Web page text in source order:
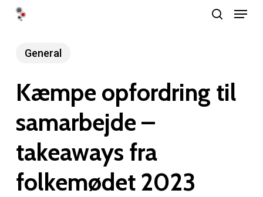
Skip
Menu
General
Kæmpe opfordring til
samarbejde –
takeaways fra
folkemødet 2023